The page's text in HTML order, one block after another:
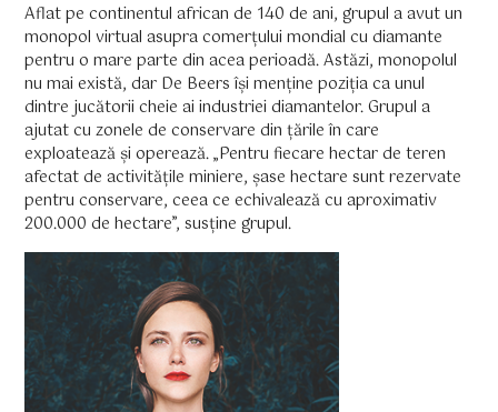
Aflat pe continentul african de 140 de ani, grupul a avut un
monopol virtual asupra comerțului mondial cu diamante
pentru o mare parte din acea perioadă. Astăzi, monopolul
nu mai există, dar De Beers își menține poziția ca unul
dintre jucătorii cheie ai industriei diamantelor. Grupul a
ajutat cu zonele de conservare din țările în care
exploatează și operează. „Pentru fiecare hectar de teren
afectat de activitățile miniere, șase hectare sunt rezervate
pentru conservare, ceea ce echivalează cu aproximativ
200.000 de hectare”, susține grupul.